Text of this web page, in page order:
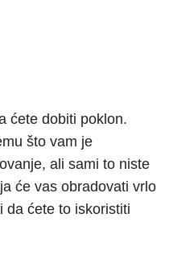
ćete dobiti poklon.
što vam je
ali sami to niste
će vas obradovati vrlo
da ćete to iskoristiti